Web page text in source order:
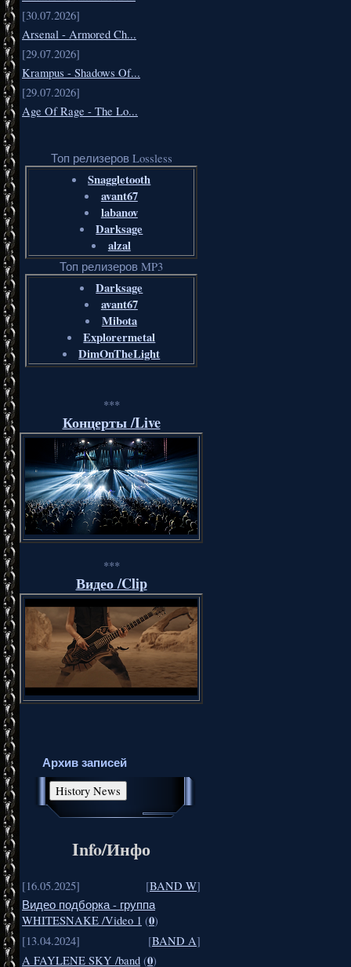
[30.07.2026]
Arsenal - Armored Ch...
[29.07.2026]
Krampus - Shadows Of...
[29.07.2026]
Age Of Rage - The Lo...
Топ релизеров Lossless
Snaggletooth
avant67
labanov
Darksage
alzal
Топ релизеров MP3
Darksage
avant67
Mibota
Explorermetal
DimOnTheLight
***
Концерты /Live
***
Видео /Clip
Архив записей
Info/Инфо
[16.05.2025] [BAND W]
Видео подборка - группа
WHITESNAKE /Video 1 (0)
[13.04.2024]
[BAND A]
A FAYLENE SKY /band (0)